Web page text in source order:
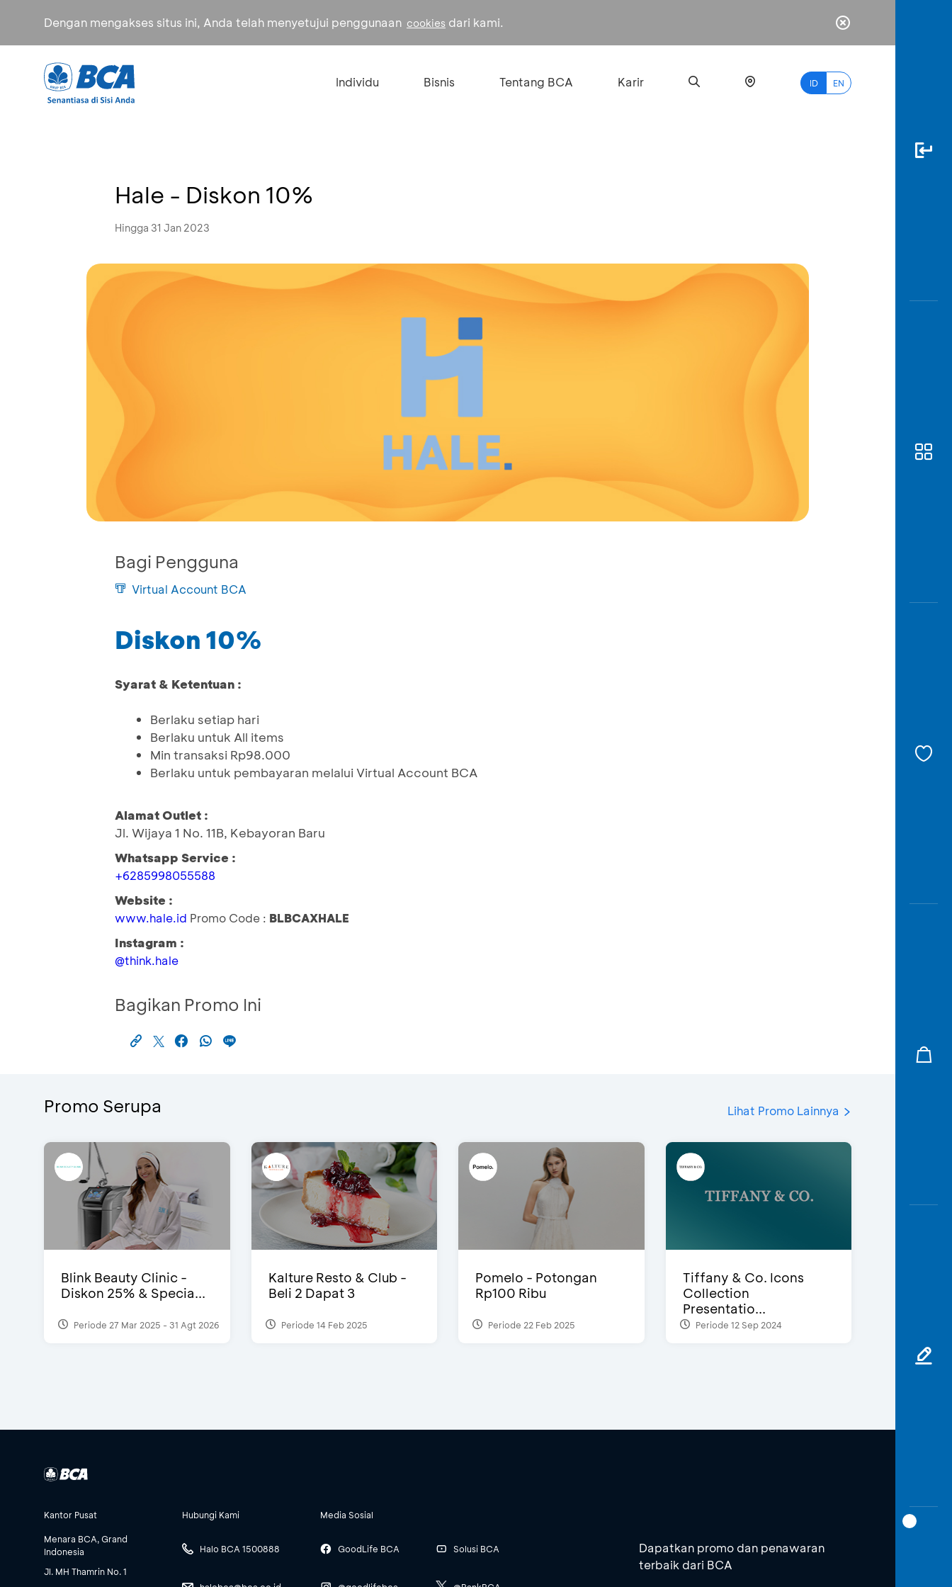
Dengan mengakses situs ini, Anda telah menyetujui penggunaan cookies dari kami.
Individu Bisnis Tentang BCA Karir ID EN
Hale - Diskon 10%
Hingga 31 Jan 2023
Bagi Pengguna
Virtual Account BCA
Diskon 10%
Syarat & Ketentuan :
Berlaku setiap hari
Berlaku untuk All items
Min transaksi Rp98.000
Berlaku untuk pembayaran melalui Virtual Account BCA
Alamat Outlet :
Jl. Wijaya 1 No. 11B, Kebayoran Baru
Whatsapp Service :
+6285998055588
Website :
www.hale.id Promo Code : BLBCAXHALE
Instagram :
@think.hale
Bagikan Promo Ini
Promo Serupa Lihat Promo Lainnya
Blink Beauty Clinic -
Diskon 25% & Specia...
Periode 27 Mar 2025 - 31 Agt 2026
Kalture Resto & Club -
Beli 2 Dapat 3
Periode 14 Feb 2025
Pomelo - Potongan
Rp100 Ribu
Periode 22 Feb 2025
Tiffany & Co. Icons
Collection
Presentatio...
Periode 12 Sep 2024
Kantor Pusat
Menara BCA, Grand
Indonesia
Jl. MH Thamrin No. 1
Hubungi Kami
Halo BCA 1500888
Media Sosial
GoodLife BCA Solusi BCA
Dapatkan promo dan penawaran
terbaik dari BCA